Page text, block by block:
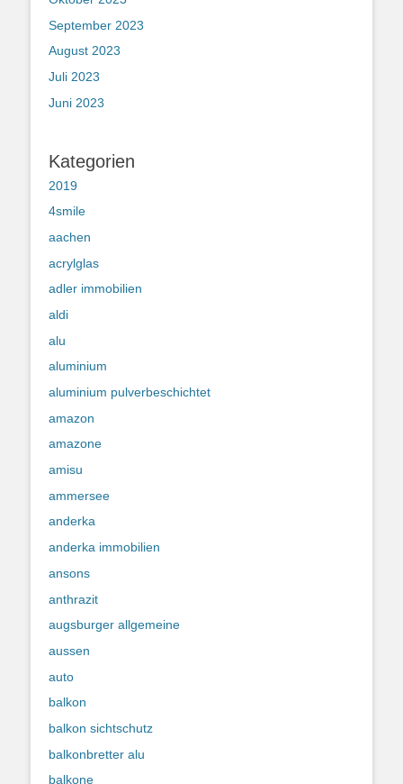
September 2023
August 2023
Juli 2023
Juni 2023
Kategorien
2019
4smile
aachen
acrylglas
adler immobilien
aldi
alu
aluminium
aluminium pulverbeschichtet
amazon
amazone
amisu
ammersee
anderka
anderka immobilien
ansons
anthrazit
augsburger allgemeine
aussen
auto
balkon
balkon sichtschutz
balkonbretter alu
balkone